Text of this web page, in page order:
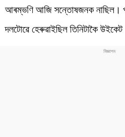
আৰম্ভণি আজি সন্তোষজনক নাছিল।
দলটোৱে হেৰুৱাইছিল তিনিটাকৈ